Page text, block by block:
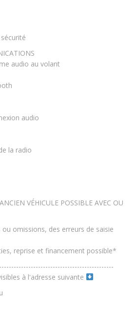
audio au volant
audio
la radio
VÉHICULE POSSIBLE AVEC OU
omissions, des erreurs de saisie
reprise et financement possible*
à l'adresse suivante